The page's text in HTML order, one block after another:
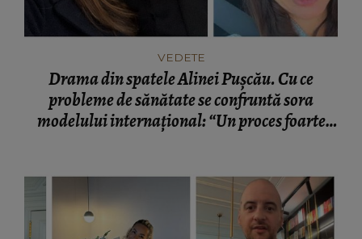
VEDETE
Drama din spatele Alinei Pușcău. Cu ce
probleme de sănătate se confruntă sora
modelului internațional: “Un proces foarte